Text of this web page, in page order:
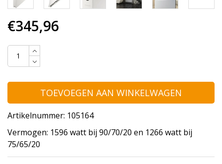
€345,96
TOEVOEGEN AAN WINKELWAGEN
Artikelnummer: 105164
Vermogen: 1596 watt bij 90/70/20 en 1266 watt bij
75/65/20